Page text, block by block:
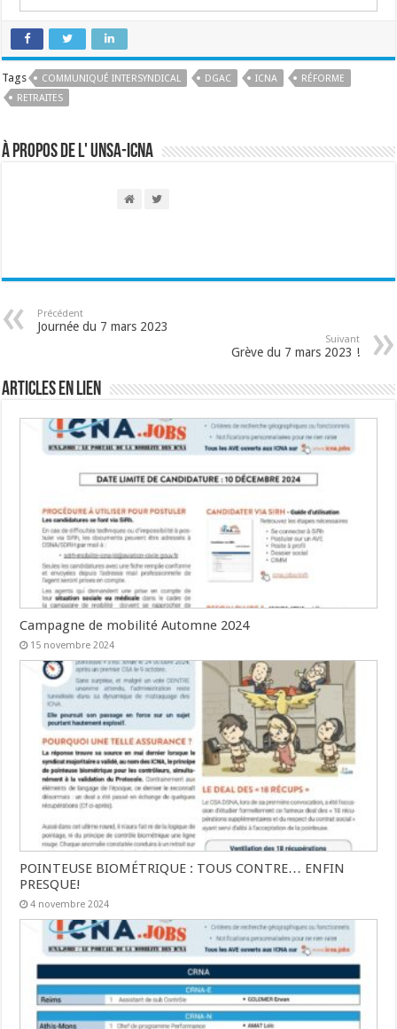
Tags COMMUNIQUÉ INTERSYNDICAL DGAC ICNA
RÉFORME
RETRAITES
À propos de l' UNSA-ICNA
Précédent
Journée du 7 mars 2023
Suivant
Grève du 7 mars 2023 !
Articles en lien
Campagne de mobilité Automne 2024
15 novembre 2024
POINTEUSE BIOMÉTRIQUE : TOUS CONTRE… ENFIN
PRESQUE!
4 novembre 2024